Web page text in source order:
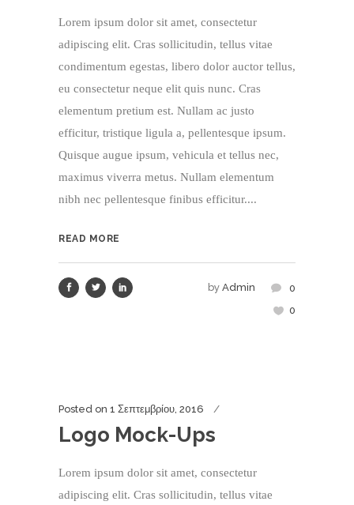
Lorem ipsum dolor sit amet, consectetur
adipiscing elit. Cras sollicitudin, tellus vitae
condimentum egestas, libero dolor auctor tellus,
eu consectetur neque elit quis nunc. Cras
elementum pretium est. Nullam ac justo
efficitur, tristique ligula a, pellentesque ipsum.
Quisque augue ipsum, vehicula et tellus nec,
maximus viverra metus. Nullam elementum
nibh nec pellentesque finibus efficitur....
READ MORE
by Admin
0
0
Posted on 1 Σεπτεμβρίου, 2016
Logo Mock-Ups
Lorem ipsum dolor sit amet, consectetur
adipiscing elit. Cras sollicitudin, tellus vitae